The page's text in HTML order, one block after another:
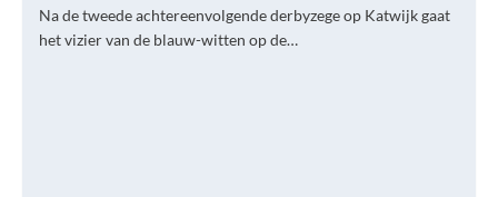
Na de tweede achtereenvolgende derbyzege op Katwijk gaat
het vizier van de blauw-witten op de…